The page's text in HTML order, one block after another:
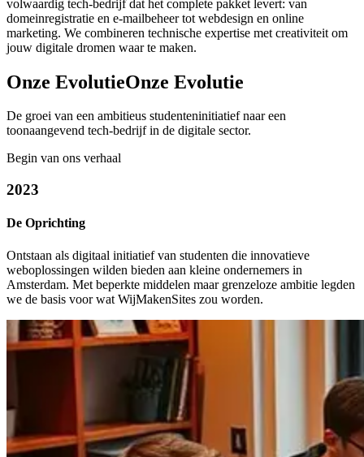
volwaardig tech-bedrijf dat het complete pakket levert: van
domeinregistratie en e-mailbeheer tot webdesign en online
marketing. We combineren technische expertise met creativiteit om
jouw digitale dromen waar te maken.
Onze EvolutieOnze Evolutie
De groei van een ambitieus studenteninitiatief naar een
toonaangevend tech-bedrijf in de digitale sector.
Begin van ons verhaal
2023
De Oprichting
Ontstaan als digitaal initiatief van studenten die innovatieve
weboplossingen wilden bieden aan kleine ondernemers in
Amsterdam. Met beperkte middelen maar grenzeloze ambitie legden
we de basis voor wat WijMakenSites zou worden.